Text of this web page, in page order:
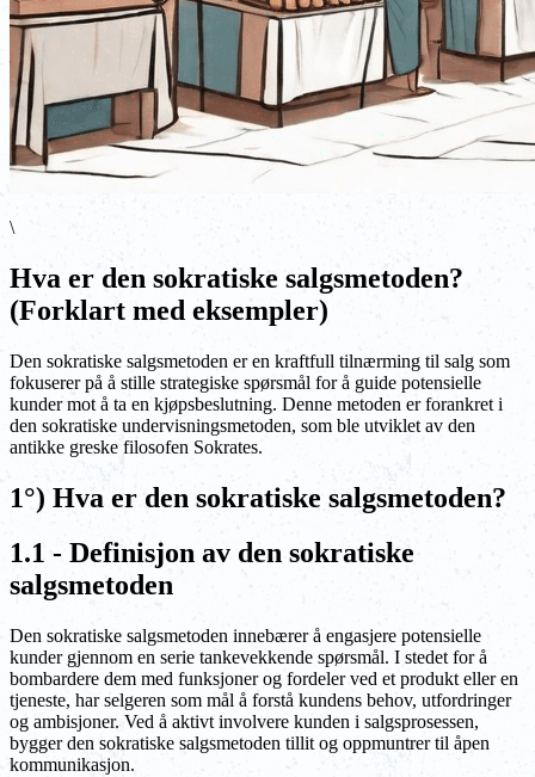
\
Hva er den sokratiske salgsmetoden?
(Forklart med eksempler)
Den sokratiske salgsmetoden er en kraftfull tilnærming til salg som
fokuserer på å stille strategiske spørsmål for å guide potensielle
kunder mot å ta en kjøpsbeslutning. Denne metoden er forankret i
den sokratiske undervisningsmetoden, som ble utviklet av den
antikke greske filosofen Sokrates.
1°) Hva er den sokratiske salgsmetoden?
1.1 - Definisjon av den sokratiske
salgsmetoden
Den sokratiske salgsmetoden innebærer å engasjere potensielle
kunder gjennom en serie tankevekkende spørsmål. I stedet for å
bombardere dem med funksjoner og fordeler ved et produkt eller en
tjeneste, har selgeren som mål å forstå kundens behov, utfordringer
og ambisjoner. Ved å aktivt involvere kunden i salgsprosessen,
bygger den sokratiske salgsmetoden tillit og oppmuntrer til åpen
kommunikasjon.